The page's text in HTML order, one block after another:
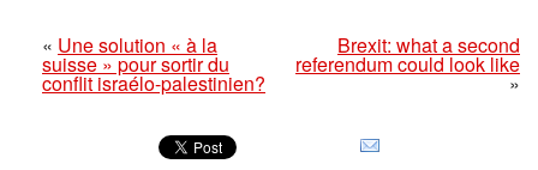
« Une solution « à la
suisse » pour sortir du
conflit israélo-palestinien?
Brexit: what a second
referendum could look like
»